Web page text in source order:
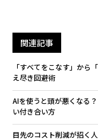
関連記事
「すべてをこなす」か
え尽き回避術
AIを使うと頭が悪くなる
い付き合い方
目先のコスト削減が招く